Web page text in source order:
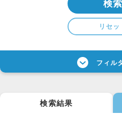
検索
リセッ
フィル
検索結果